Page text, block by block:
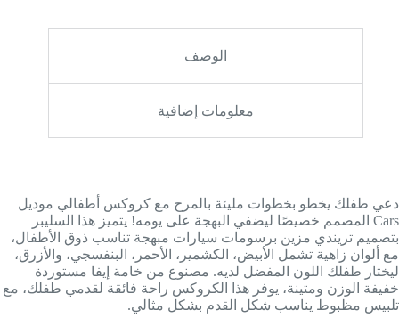
الوصف
معلومات إضافية
دعي طفلك يخطو بخطوات مليئة بالمرح مع كروكس أطفالي موديل
Cars المصمم خصيصًا ليضفي البهجة على يومه! يتميز هذا السليبر
بتصميم تريندي مزين برسومات سيارات مبهجة تناسب ذوق الأطفال،
مع ألوان زاهية تشمل الأبيض، الكشمير، الأحمر، البنفسجي، والأزرق،
ليختار طفلك اللون المفضل لديه. مصنوع من خامة إيفا مستوردة
خفيفة الوزن ومتينة، يوفر هذا الكروكس راحة فائقة لقدمي طفلك، مع
تلبيس مظبوط يناسب شكل القدم بشكل مثالي.